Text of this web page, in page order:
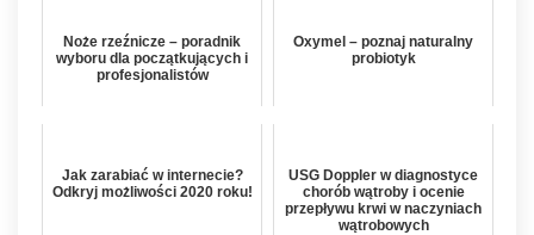
Noże rzeźnicze – poradnik
wyboru dla początkujących i
profesjonalistów
Oxymel – poznaj naturalny
probiotyk
Jak zarabiać w internecie?
Odkryj możliwości 2020 roku!
USG Doppler w diagnostyce
chorób wątroby i ocenie
przepływu krwi w naczyniach
wątrobowych